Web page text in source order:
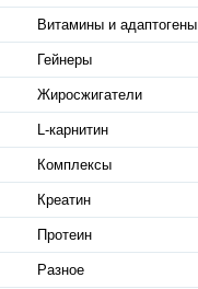
Витамины и адаптогены
Гейнеры
Жиросжигатели
L-карнитин
Комплексы
Креатин
Протеин
Разное